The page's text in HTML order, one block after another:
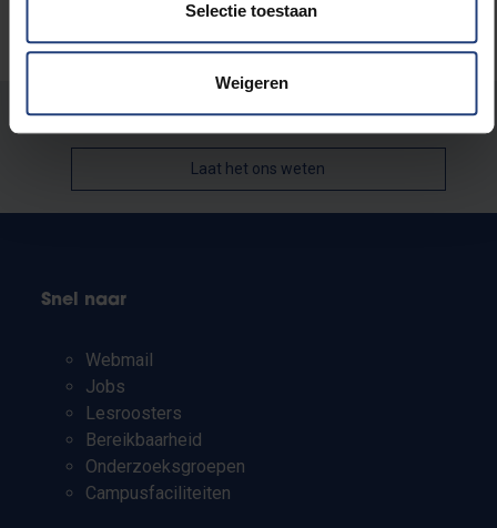
Selectie toestaan
Weigeren
Stond er een fout op deze pagina?
Laat het ons weten
Snel naar
Webmail
Jobs
Lesroosters
Bereikbaarheid
Onderzoeksgroepen
Campusfaciliteiten